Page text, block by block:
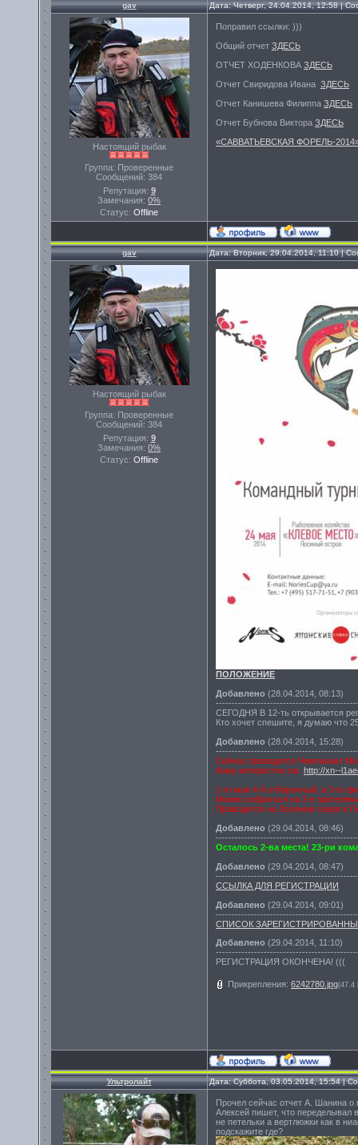
gav Дата: Четверг, 24.04.2014, 12:58 |
Настоящий рыбак
Группа: Проверенные
Сообщений: 384
Репутация: 9
Замечания: 0%
Статус: Offline
Поправил ссылки: )))
Общий отчет ЗДЕСЬ
ОТЧЕТ ХОДЕНКОВА ЗДЕСЬ
Отчет Свиридова Ивана ЗДЕСЬ
Отчет Канишева Филиппа ЗДЕСЬ
Отчет Бубнова Виктора ЗДЕСЬ
«САВВАТЬЕВСКАЯ ФОРЕЛЬ-
gav Дата: Вторник, 29.04.2014, 11:10 |
Настоящий рыбак
Группа: Проверенные
Сообщений: 384
Репутация: 9
Замечания: 0%
Статус: Offline
ПОЛОЖЕНИЕ
Добавлено (28.04.2014, 08:13)
СЕГОДНЯ В 12-ть открывается
Кто хочет спешите, я думаю что
Добавлено (28.04.2014, 15:28)
Сейчас проводится Чемпионат
Кому интерестно см. http://xn--
1-го мая 4-й отборочный, а 3-го
Можно собраться на 3-е
Проводится на Лосином озере в
Добавлено (29.04.2014, 08:46)
Осталось 2-ва места! 23-ри
Добавлено (29.04.2014, 08:47)
ССЫЛКА ДЛЯ РЕГИСТРАЦИИ
Добавлено (29.04.2014, 09:01)
СПИСОК
Добавлено (29.04.2014, 11:10)
РЕГИСТРАЦИЯ ОКОНЧЕНА! (((
Прикрепления: 6242780.jpg(47.4
Ультролайт Дата: Суббота, 03.05.2014, 15:54 |
Прочел сейчас отчет А. Шанина
Алексей пишет, что переделывал
не петельки а вертлюжки как в
подскажите где?